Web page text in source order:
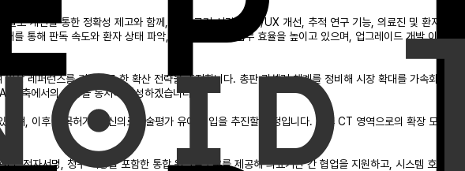
도 개선을 통한 정확성 제고와 함께, 판독 근거 시각화, UI/UX 개선, 추적 연구 기능, 의료진 및 환자용
통해 판독 속도와 환자 상태 파악, 환자 소통까지 업무 효율을 높이고 있으며, 업그레이드 개발 이후에
레퍼런스를 기반으로 한 확산 전략을 추진합니다. 총판·리셀러 체계를 정비해 시장 확대를 가속화하고
축에서의 성장을 동시에 달성하겠습니다.
, 이후 품목허가 및 신의료기술평가 유예 진입을 추진할 예정입니다. 추후 CT 영역으로의 확장 모델
, 전자서명, 청구 기능을 포함한 통합 워크플로우를 제공해 의료기관 간 협업을 지원하고, 시스템 호환성